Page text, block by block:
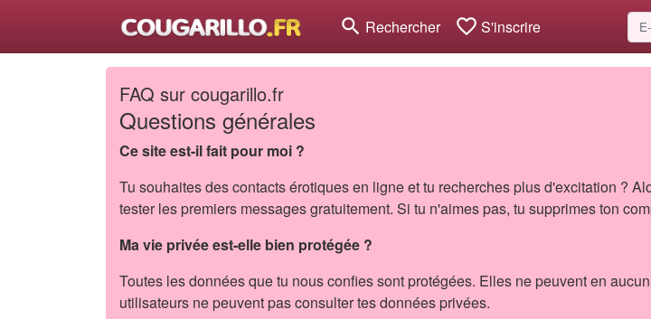
search Rechercher favorite_border S'inscrire
FAQ sur cougarillo.fr
Questions générales
Ce site est-il fait pour moi ?
Tu souhaites des contacts érotiques en ligne et tu recherches plus d'excitation ?
tester les premiers messages gratuitement. Si tu n'aimes pas, tu supprimes ton
Ma vie privée est-elle bien protégée ?
Toutes les données que tu nous confies sont protégées. Elles ne peuvent en
utilisateurs ne peuvent pas consulter tes données privées.